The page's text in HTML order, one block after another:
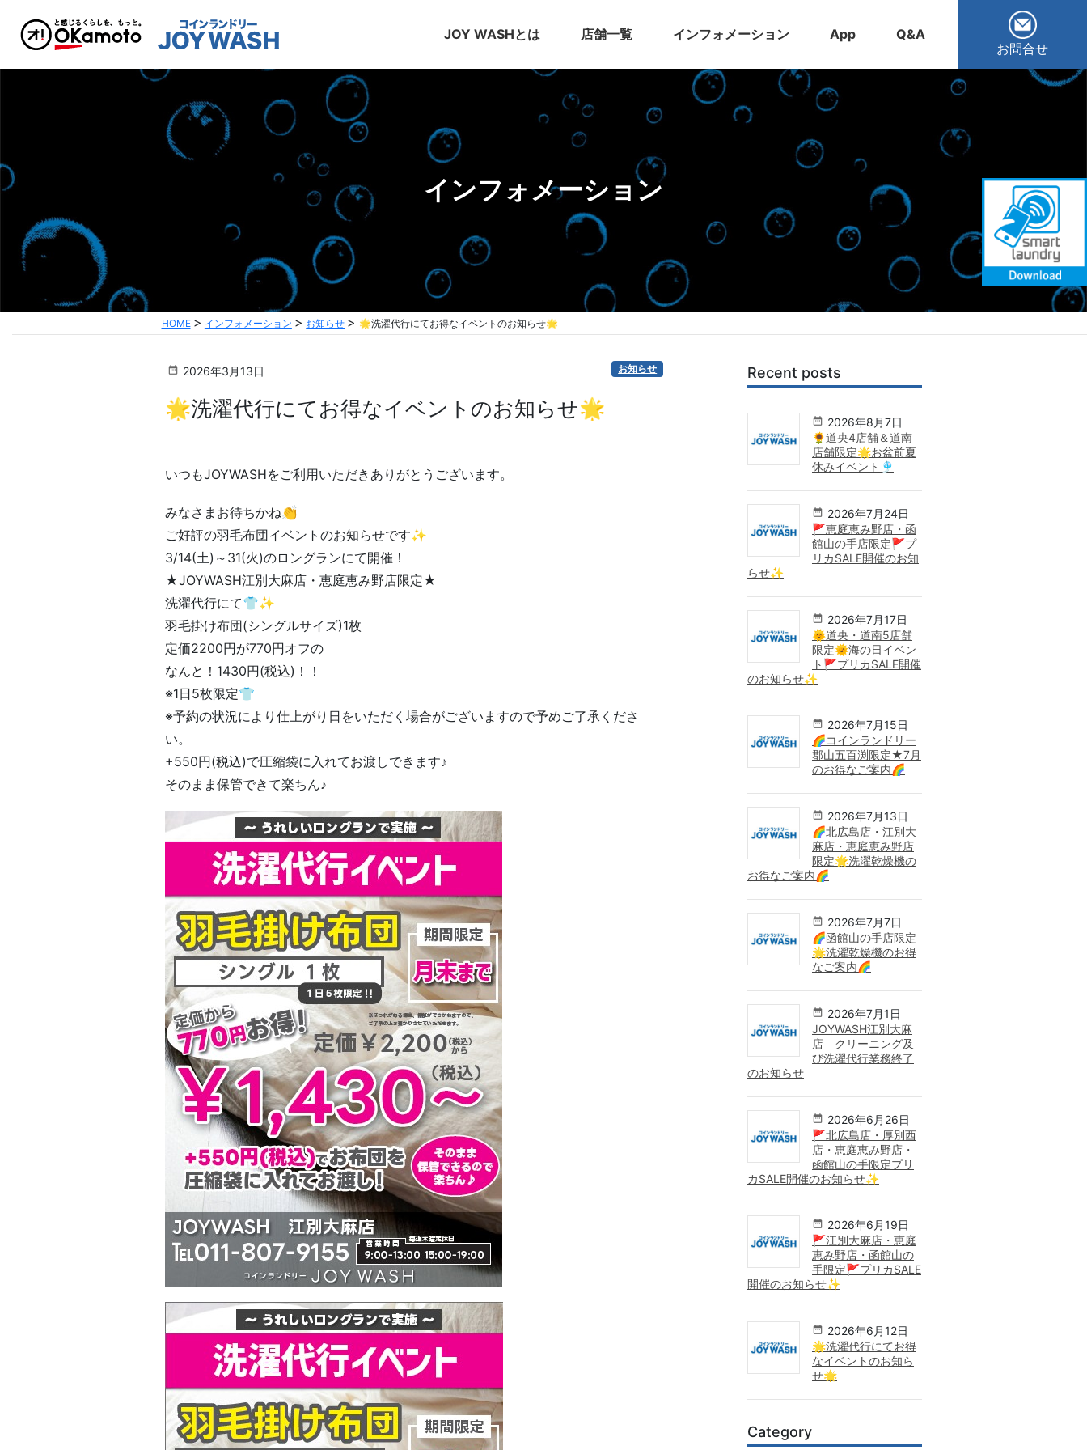
JOY WASHとは 店舗一覧 インフォメーション App
Q&A
お問合せ
インフォメーション
HOME インフォメーション お知らせ 🌟洗濯代行にてお得なイベントのお知らせ🌟
2026年3月13日 お知らせ
🌟洗濯代行にてお得なイベントのお知らせ🌟
いつもJOYWASHをご利用いただきありがとうございます。
みなさまお待ちかね👏
ご好評の羽毛布団イベントのお知らせです✨
3/14(土)～31(火)のロングランにて開催！
★JOYWASH江別大麻店・恵庭恵み野店限定★
洗濯代行にて👕✨
羽毛掛け布団(シングルサイズ)1枚
定価2200円が770円オフの
なんと！1430円(税込)！！
※1日5枚限定👕
※予約の状況により仕上がり日をいただく場合がございますので予めご了承くださ
い。
+550円(税込)で圧縮袋に入れてお渡しできます♪
そのまま保管できて楽ちん♪
Recent posts
2026年8月7日
🌻道央4店舗＆道南
店舗限定🌟お盆前夏
休みイベント🎐
2026年7月24日
🚩恵庭恵み野店・函
館山の手店限定🚩プ
リカSALE開催のお知
らせ✨
2026年7月17日
🌞道央・道南5店舗
限定🌞海の日イベン
ト🚩プリカSALE開催
のお知らせ✨
2026年7月15日
🌈コインランドリー
郡山五百渕限定★7月
のお得なご案内🌈
2026年7月13日
🌈北広島店・江別大
麻店・恵庭恵み野店
限定🌟洗濯乾燥機の
お得なご案内🌈
2026年7月7日
🌈函館山の手店限定
🌟洗濯乾燥機のお得
なご案内🌈
2026年7月1日
JOYWASH江別大麻
店 クリーニング及
び洗濯代行業務終了
のお知らせ
2026年6月26日
🚩北広島店・厚別西
店・恵庭恵み野店・
函館山の手限定プリ
カSALE開催のお知らせ✨
2026年6月19日
🚩江別大麻店・恵庭
恵み野店・函館山の
手限定🚩プリカSALE
開催のお知らせ✨
2026年6月12日
🌟洗濯代行にてお得
なイベントのお知ら
せ🌟
Category